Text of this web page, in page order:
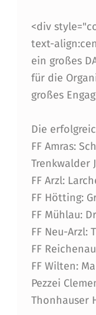
R
-
F
Ü
R
E
R
S
C
H
E
I
N
<div
text-
ein großes
für die
großes
Die
FF Amras:
Trenkwalder
FF Arzl:
FF Hötting:
FF Mühlau:
FF Neu-Arzl:
FF
FF Wilten:
Pezzei
Thonhauser